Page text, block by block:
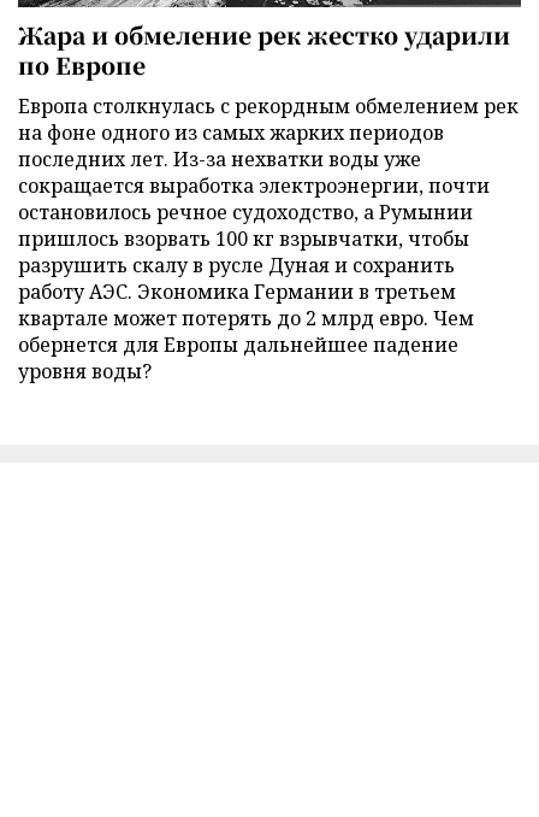
Жара и обмеление рек жестко ударили
по Европе
Европа столкнулась с рекордным обмелением рек
на фоне одного из самых жарких периодов
последних лет. Из-за нехватки воды уже
сокращается выработка электроэнергии, почти
остановилось речное судоходство, а Румынии
пришлось взорвать 100 кг взрывчатки, чтобы
разрушить скалу в русле Дуная и сохранить
работу АЭС. Экономика Германии в третьем
квартале может потерять до 2 млрд евро. Чем
обернется для Европы дальнейшее падение
уровня воды?